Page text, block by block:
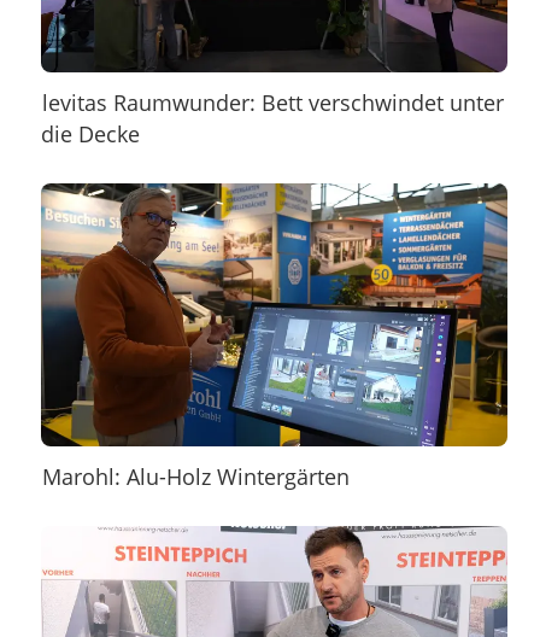
levitas Raumwunder: Bett verschwindet unter
die Decke
Marohl: Alu-Holz Wintergärten